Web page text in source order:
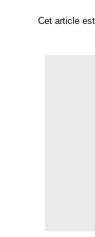
Cet article